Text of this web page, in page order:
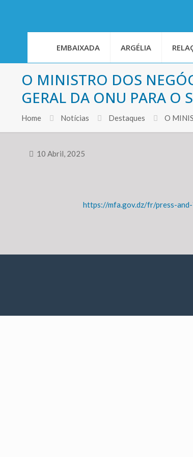
EMBAIXADA ARGÉLIA
O MINISTRO DOS
GERAL DA ONU PARA O
Home Notícias Destaques O
10 Abril, 2025
https://mfa.gov.dz/fr/press-